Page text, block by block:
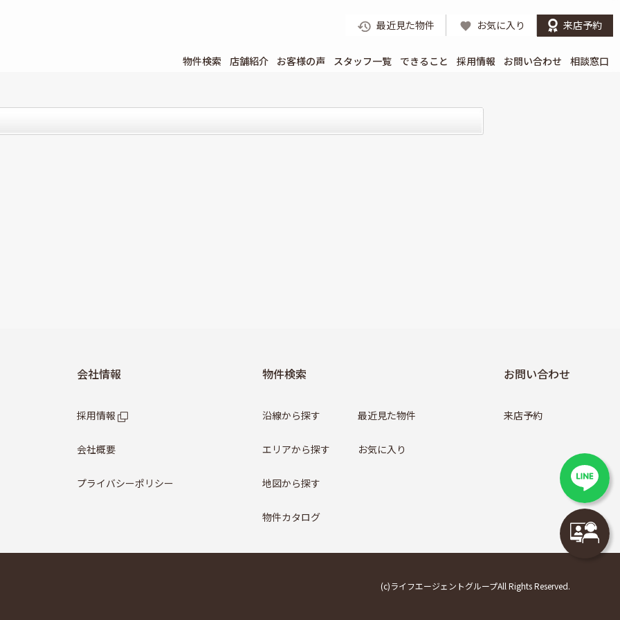
最近見た物件 お気に入り 来店予約
物件検索 店舗紹介 お客様の声 スタッフ一覧 できること 採用情報 お問い合わせ 相談窓口
会社情報
採用情報
会社概要
プライバシーポリシー
物件検索
沿線から探す
エリアから探す
地図から探す
物件カタログ
最近見た物件
お気に入り
お問い合わせ
来店予約
(c)ライフエージェントグループAll Rights Reserved.